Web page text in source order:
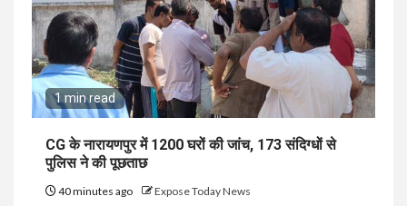
1 min read
CG के नारायणपुर में 1200 घरों की जांच, 173 संदिग्धों से
पुलिस ने की पूछताछ
40 minutes ago Expose Today News